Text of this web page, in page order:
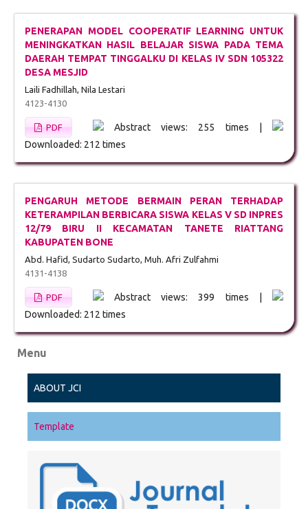
PENERAPAN MODEL COOPERATIF LEARNING UNTUK
MENINGKATKAN HASIL BELAJAR SISWA PADA TEMA
DAERAH TEMPAT TINGGALKU DI KELAS IV SDN 105322
DESA MESJID
Laili Fadhillah, Nila Lestari
4123-4130
PDF
Abstract views: 255 times |
Downloaded: 212 times
PENGARUH METODE BERMAIN PERAN TERHADAP
KETERAMPILAN BERBICARA SISWA KELAS V SD INPRES
12/79 BIRU II KECAMATAN TANETE RIATTANG
KABUPATEN BONE
Abd. Hafid, Sudarto Sudarto, Muh. Afri Zulfahmi
4131-4138
PDF
Abstract views: 399 times |
Downloaded: 212 times
Menu
ABOUT JCI
Template